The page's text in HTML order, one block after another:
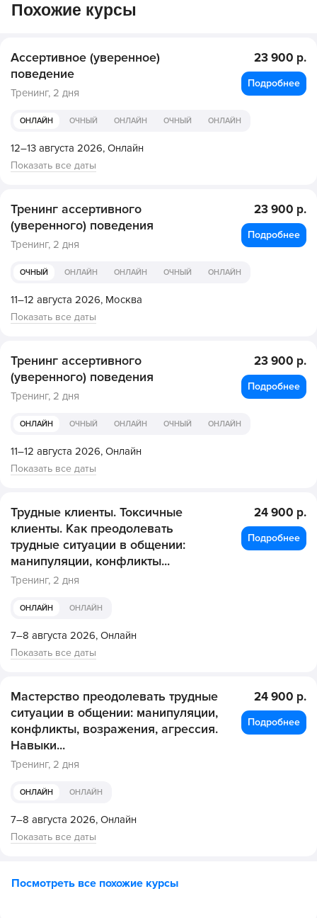
Похожие курсы
Ассертивное (уверенное)
поведение
Тренинг, 2 дня
ОНЛАЙН ОЧНЫЙ ОНЛАЙН ОЧНЫЙ ОНЛАЙН
12–13 августа 2026, Онлайн
Показать все даты
23 900 р.
Подробнее
Тренинг ассертивного
(уверенного) поведения
Тренинг, 2 дня
ОЧНЫЙ ОНЛАЙН ОНЛАЙН ОЧНЫЙ ОНЛАЙН
11–12 августа 2026, Москва
Показать все даты
23 900 р.
Подробнее
Тренинг ассертивного
(уверенного) поведения
Тренинг, 2 дня
ОНЛАЙН ОЧНЫЙ ОНЛАЙН ОЧНЫЙ ОНЛАЙН
11–12 августа 2026, Онлайн
Показать все даты
23 900 р.
Подробнее
Трудные клиенты. Токсичные
клиенты. Как преодолевать
трудные ситуации в общении:
манипуляции, конфликты...
Тренинг, 2 дня
ОНЛАЙН ОНЛАЙН
7–8 августа 2026, Онлайн
Показать все даты
24 900 р.
Подробнее
Мастерство преодолевать трудные
ситуации в общении: манипуляции,
конфликты, возражения, агрессия.
Навыки...
Тренинг, 2 дня
ОНЛАЙН ОНЛАЙН
7–8 августа 2026, Онлайн
Показать все даты
24 900 р.
Подробнее
Посмотреть все похожие курсы